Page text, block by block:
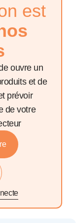
est
ouvre un
et de
prévoir
de votre